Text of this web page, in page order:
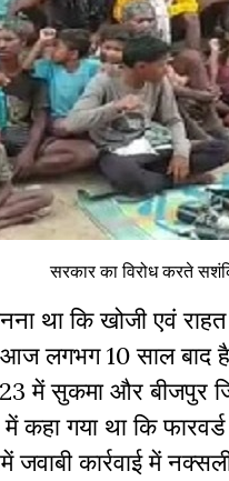
सरकार का विरोध करते
था कि खोजी एवं
लगभग 10 साल बाद
में सुकमा और बीजपुर
कहा गया था कि
जवाबी कार्रवाई में